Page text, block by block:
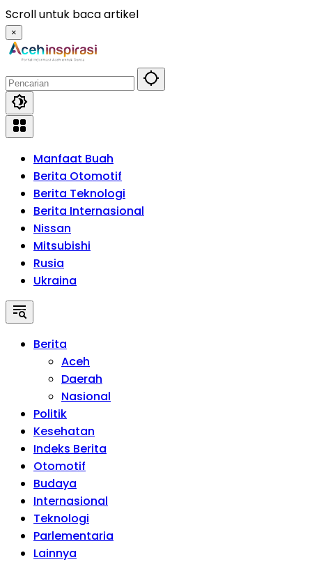
Langsung
ke
konten
Scroll untuk baca artikel
×
Manfaat Buah
Berita Otomotif
Berita Teknologi
Berita Internasional
Nissan
Mitsubishi
Rusia
Ukraina
Berita
Aceh
Daerah
Nasional
Politik
Kesehatan
Indeks Berita
Otomotif
Budaya
Internasional
Teknologi
Parlementaria
Lainnya